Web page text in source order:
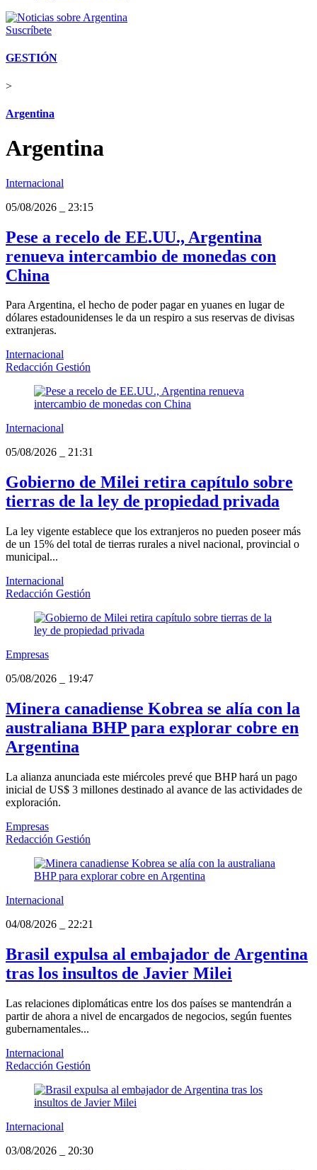
Suscríbete
GESTIÓN
>
Argentina
Argentina
Internacional
05/08/2026
23:15
Pese a recelo de EE.UU., Argentina
renueva intercambio de monedas con
China
Para Argentina, el hecho de poder pagar en yuanes en lugar de
dólares estadounidenses le da un respiro a sus reservas de divisas
extranjeras.
Internacional
Redacción Gestión
Internacional
05/08/2026
21:31
Gobierno de Milei retira capítulo sobre
tierras de la ley de propiedad privada
La ley vigente establece que los extranjeros no pueden poseer más
de un 15% del total de tierras rurales a nivel nacional, provincial o
municipal...
Internacional
Redacción Gestión
Empresas
05/08/2026
19:47
Minera canadiense Kobrea se alía con la
australiana BHP para explorar cobre en
Argentina
La alianza anunciada este miércoles prevé que BHP hará un pago
inicial de US$ 3 millones destinado al avance de las actividades de
exploración.
Empresas
Redacción Gestión
Internacional
04/08/2026
22:21
Brasil expulsa al embajador de Argentina
tras los insultos de Javier Milei
Las relaciones diplomáticas entre los dos países se mantendrán a
partir de ahora a nivel de encargados de negocios, según fuentes
gubernamentales...
Internacional
Redacción Gestión
Internacional
03/08/2026
20:30